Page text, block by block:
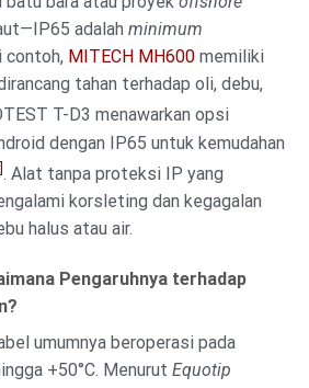
adalah minimum
contoh, MITECH MH600 memiliki
tahan terhadap oli, debu,
T-D3 menawarkan opsi
dengan IP65 untuk kemudahan
. Alat tanpa proteksi IP yang
korsleting dan kegagalan
halus atau air.
Pengaruhnya terhadap
umumnya beroperasi pada
+50°C. Menurut Equotip